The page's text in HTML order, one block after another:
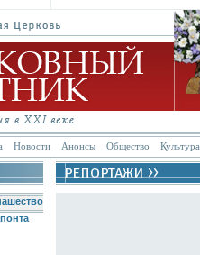
Новости Анонсы Общество Культура